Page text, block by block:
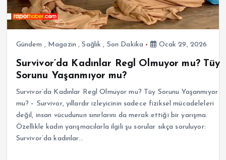
Gündem , Magazin ,Sağlık , Son Dakika Ocak 29, 2026
Survivor’da Kadınlar Regl Olmuyor mu? Tüy
Sorunu Yaşanmıyor mu?
Survivor’da Kadınlar Regl Olmuyor mu? Tüy Sorunu Yaşanmıyor
mu? – Survivor, yıllardır izleyicinin sadece fiziksel mücadeleleri
değil, insan vücudunun sınırlarını da merak ettiği bir yarışma.
Özellikle kadın yarışmacılarla ilgili şu sorular sıkça soruluyor:
Survivor’da kadınlar…